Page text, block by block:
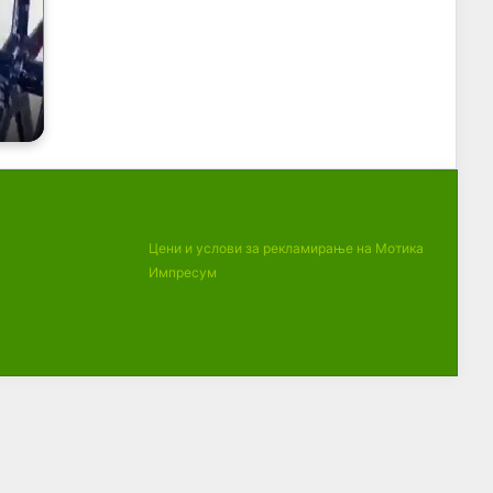
Цени и услови за рекламирање на Мотика
Импресум